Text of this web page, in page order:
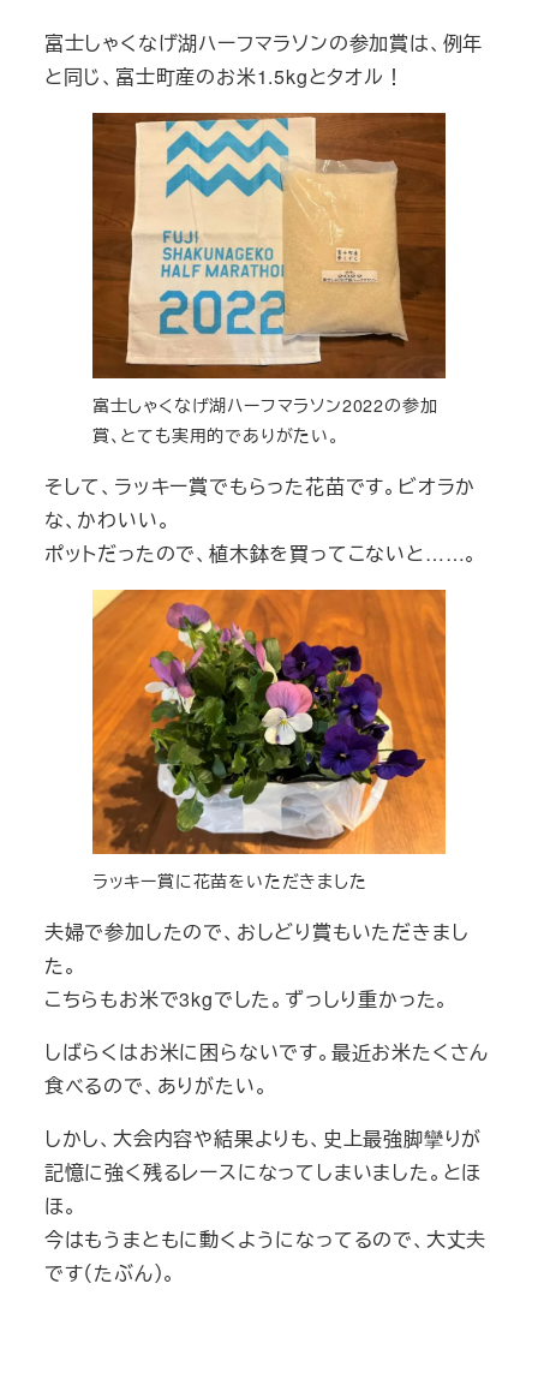
富士しゃくなげ湖ハーフマラソンの参加賞は、例年
と同じ、富士町産のお米1.5kgとタオル！
富士しゃくなげ湖ハーフマラソン2022の参加
賞、とても実用的でありがたい。
そして、ラッキー賞でもらった花苗です。ビオラか
な、かわいい。
ポットだったので、植木鉢を買ってこないと……。
ラッキー賞に花苗をいただきました
夫婦で参加したので、おしどり賞もいただきまし
た。
こちらもお米で3kgでした。ずっしり重かった。
しばらくはお米に困らないです。最近お米たくさん
食べるので、ありがたい。
しかし、大会内容や結果よりも、史上最強脚攣りが
記憶に強く残るレースになってしまいました。とほ
ほ。
今はもうまともに動くようになってるので、大丈夫
です（たぶん）。